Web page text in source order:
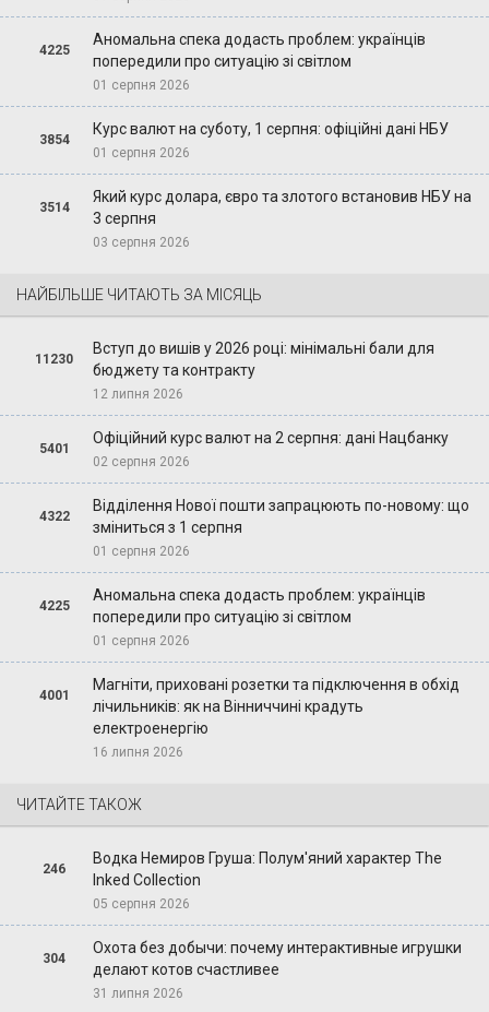
4225
Аномальна спека додасть проблем: українців
попередили про ситуацію зі світлом
01 серпня 2026
3854
Курс валют на суботу, 1 серпня: офіційні дані НБУ
01 серпня 2026
3514
Який курс долара, євро та злотого встановив НБУ на
3 серпня
03 серпня 2026
НАЙБІЛЬШЕ ЧИТАЮТЬ ЗА МІСЯЦЬ
11230
Вступ до вишів у 2026 році: мінімальні бали для
бюджету та контракту
12 липня 2026
5401
Офіційний курс валют на 2 серпня: дані Нацбанку
02 серпня 2026
4322
Відділення Нової пошти запрацюють по-новому: що
зміниться з 1 серпня
01 серпня 2026
4225
Аномальна спека додасть проблем: українців
попередили про ситуацію зі світлом
01 серпня 2026
4001
Магніти, приховані розетки та підключення в обхід
лічильників: як на Вінниччині крадуть
електроенергію
16 липня 2026
ЧИТАЙТЕ ТАКОЖ
246
Водка Немиров Груша: Полум'яний характер The
Inked Collection
05 серпня 2026
304
Охота без добычи: почему интерактивные игрушки
делают котов счастливее
31 липня 2026